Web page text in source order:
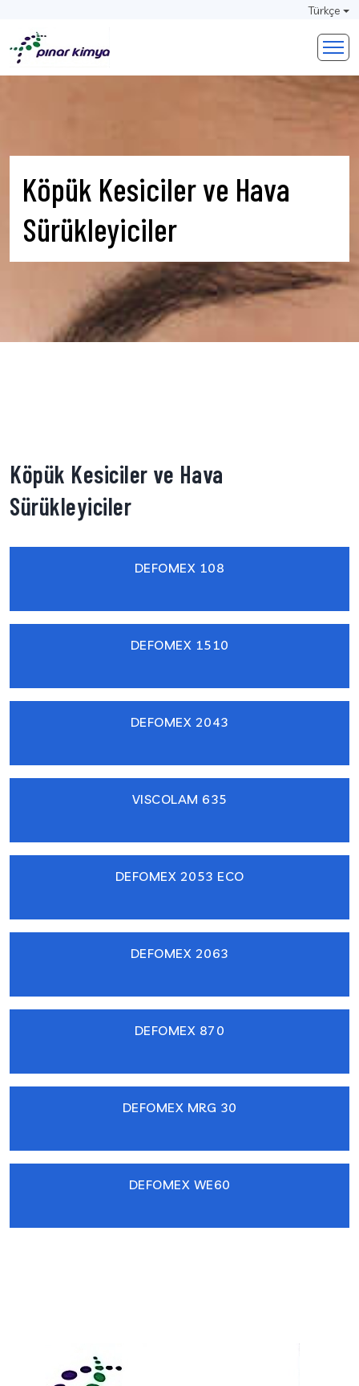
Türkçe
Köpük Kesiciler ve Hava
Sürükleyiciler
Köpük Kesiciler ve Hava
Sürükleyiciler
DEFOMEX 108
DEFOMEX 1510
DEFOMEX 2043
VISCOLAM 635
DEFOMEX 2053 ECO
DEFOMEX 2063
DEFOMEX 870
DEFOMEX MRG 30
DEFOMEX WE60